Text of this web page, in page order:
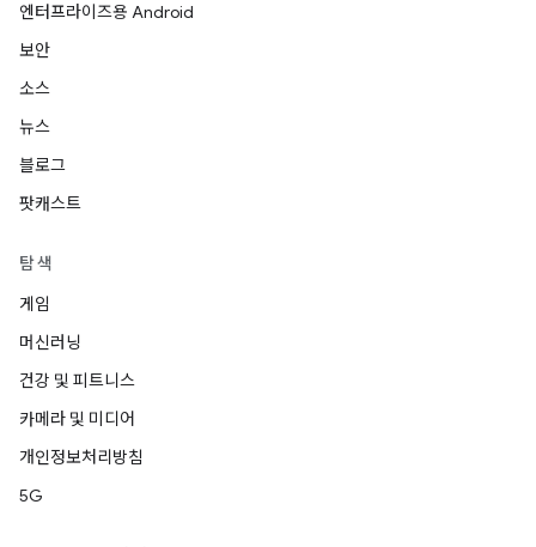
엔터프라이즈용 Android
보안
소스
뉴스
블로그
팟캐스트
탐색
게임
머신러닝
건강 및 피트니스
카메라 및 미디어
개인정보처리방침
5G